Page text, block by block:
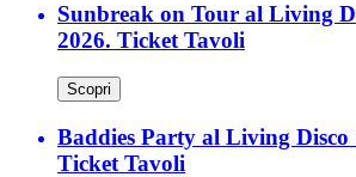
Sunbreak on Tour al Living
2026. Ticket Tavoli
Scopri
Baddies Party al Living Disco
Ticket Tavoli